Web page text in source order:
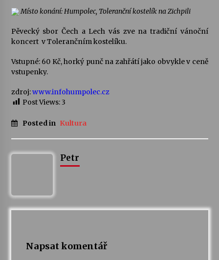
Pozvánka na integrační festival Quijotova
šedesátka: 28. 7.–1. 8. 2026
28. 7. 2026
Votavžatský ploty
Letní koncerty ve Stromovce: Rufus Miller
Vysočinka
Místo konání: Humpolec, Toleranční kostelík na Zichpili
Pěvecký sbor Čech a Lech vás zve na tradiční vánoční
koncert v Tolerančním kostelíku.
Vstupné: 60 Kč, horký punč na zahřátí jako obvykle v ceně
vstupenky.
zdroj:www.infohumpolec.cz
Post Views:3
Posted in Kultura
Petr
Napsat komentář